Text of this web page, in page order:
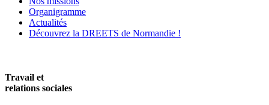
Organigramme
Actualités
Découvrez la DREETS de Normandie !
Travail et
relations sociales